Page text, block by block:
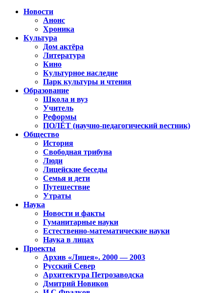
Новости
Анонс
Хроника
Культура
Дом актёра
Литература
Кино
Культурное наследие
Парк культуры и чтения
Образование
Школа и вуз
Учитель
Реформы
ПОЛЁТ (научно-педагогический вестник)
Общество
История
Свободная трибуна
Люди
Лицейские беседы
Семья и дети
Путешествие
Утраты
Наука
Новости и факты
Гуманитарные науки
Естественно-математические науки
Наука в лицах
Проекты
Архив «Лицея». 2000 — 2003
Русский Север
Архитектура Петрозаводска
Дмитрий Новиков